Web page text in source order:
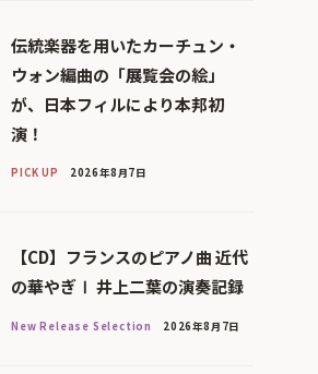
伝統楽器を用いたカーチュン・
ウォン編曲の「展覧会の絵」
が、日本フィルにより本邦初
演！
PICK UP 2026年8月7日
【CD】フランスのピアノ曲 近代
の華やぎⅠ 井上二葉の演奏記録
New Release Selection 2026年8月7日